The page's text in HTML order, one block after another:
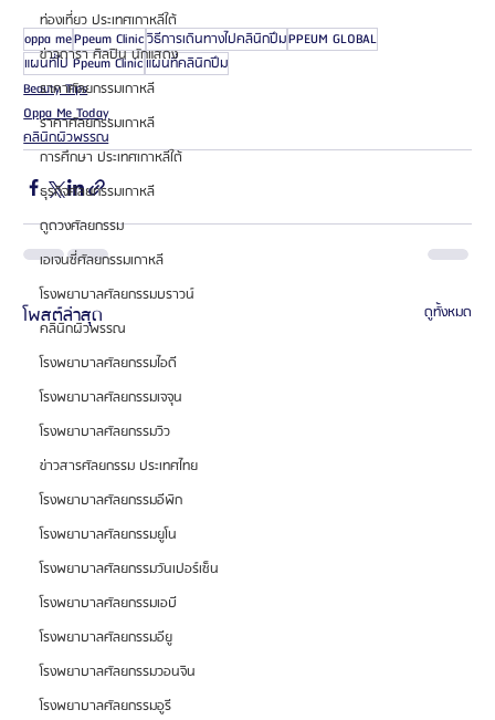
ท่องเที่ยว ประเทศเกาหลีใต้
ข่าวดารา ศิลปิน นักแสดง
ราคาศัลยกรรมเกาหลี
ราคาศัลยกรรมเกาหลี
การศึกษา ประเทศเกาหลีใต้
ธุรกิจศัลยกรรมเกาหลี
ดูดวงศัลยกรรม
เอเจนซี่ศัลยกรรมเกาหลี
โรงพยาบาลศัลยกรรมบราวน์
คลินิกผิวพรรณ
โรงพยาบาลศัลยกรรมไอดี
โรงพยาบาลศัลยกรรมเจจุน
โรงพยาบาลศัลยกรรมวิว
ข่าวสารศัลยกรรม ประเทศไทย
โรงพยาบาลศัลยกรรมอีพิก
โรงพยาบาลศัลยกรรมยูโน
โรงพยาบาลศัลยกรรมวันเปอร์เซ็น
โรงพยาบาลศัลยกรรมเอบี
โรงพยาบาลศัลยกรรมอียู
โรงพยาบาลศัลยกรรมวอนจิน
โรงพยาบาลศัลยกรรมอูรี
oppa mePpeum ClinicวิธีการเดินทางไปคลินิกปึมPPEUM GLOBAL
แผนที่ไป Ppeum Clinicแผนที่คลินิกปึม
Beauty Tips
Oppa Me Today
คลินิกผิวพรรณ
โพสต์ล่าสุด ดูทั้งหมด